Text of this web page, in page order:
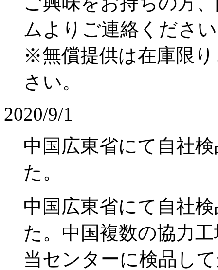
ムよりご連絡くださ
※無償提供は在庫限
さい。
2020/9/1
中国広東省にて自社
た。
中国広東省にて自社
た。中国複数の協力
当センターに検品し